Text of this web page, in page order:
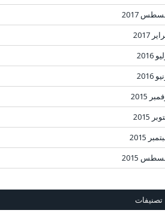
2017
2017
2016
2016
2015
2015
2015
2015
تصنيفات